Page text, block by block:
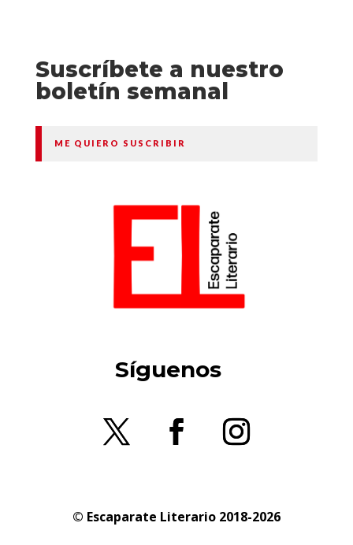
Suscríbete a nuestro
boletín semanal
ME QUIERO SUSCRIBIR
Síguenos
© Escaparate Literario 2018-2026